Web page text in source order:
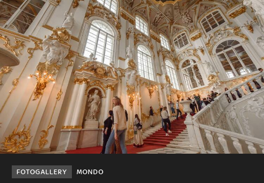
MONDO
FOTOGALLERY